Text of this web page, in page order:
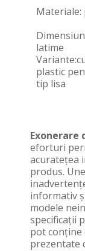
Materiale:
latime
plastic
tip lisa
Exonerare
eforturi
acurateţea
produs.
informativ
modele
specificaţii
pot conţine
prezentate